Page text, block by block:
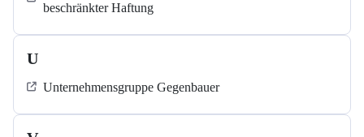
beschränkter Haftung
U
Unternehmensgruppe Gegenbauer